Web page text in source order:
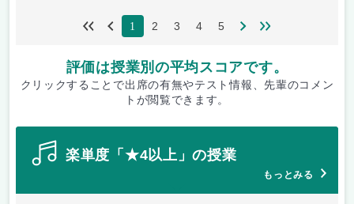
1 2 3 4 5
評価は授業別の平均スコアです。
クリックすることで出席の有無やテスト情報、先輩のコメン
トが閲覧できます。
楽単度「★4以上」の授業
もっとみる